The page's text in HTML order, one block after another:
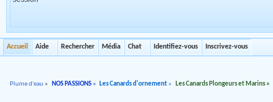
Accueil Aide Rechercher Média Chat Identifiez-vous Inscrivez-vous
Plume d'eau » NOS PASSIONS» Les Canards d'ornement » Les Canards Plongeurs et Marins»